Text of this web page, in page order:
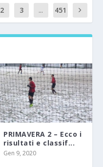
2 3 ...
451
0
PRIMAVERA 2 – Ecco i
risultati e classif...
Gen 9, 2020